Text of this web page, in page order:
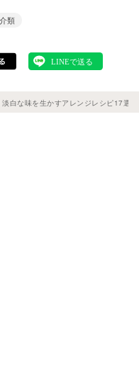
類
白な味を生かすアレンジレシピ17選